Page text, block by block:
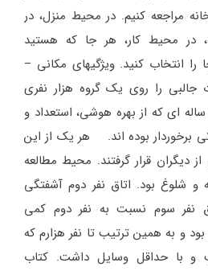
مراجعه کنیم. در محیط منزل، در
در محیط کار، هر جا که هستید
کنید. ویژگیهای مکانی –
جالبی را روی یک گروه هزار نفری
ای که از بهره هوشی، استعداد و
برخوردار بوده اند. هر یک از این
دیگران قرار گرفتند. محیط مطالعه
و شلوغ بود. اتاق نفر دوم آشفتگی
نفر سوم نسبت به نفر دوم کمی
و به همین ترتیب تا نفر هزارم که
و با حداقل وسایل داشت. کتاب